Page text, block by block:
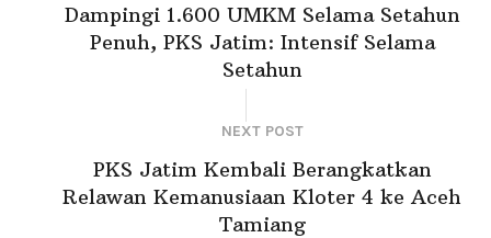
Dampingi 1.600 UMKM Selama Setahun
Penuh, PKS Jatim: Intensif Selama
Setahun
NEXT POST
PKS Jatim Kembali Berangkatkan
Relawan Kemanusiaan Kloter 4 ke Aceh
Tamiang